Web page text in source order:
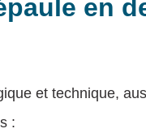
en
et technique,
: